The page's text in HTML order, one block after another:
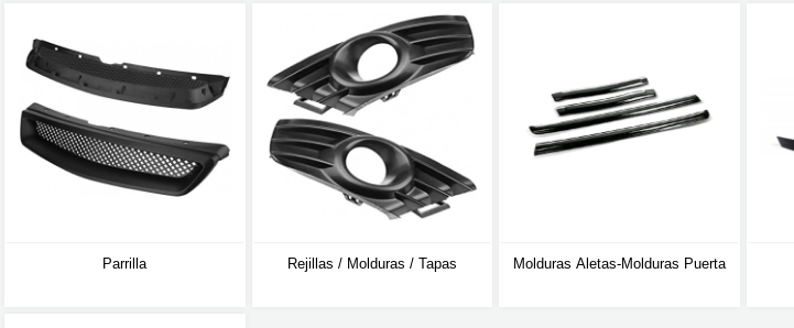
Parrilla Rejillas / Molduras / Tapas Molduras Aletas-Molduras Puerta